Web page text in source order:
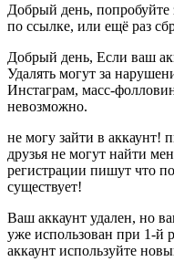
Добрый день, попробуйте
по ссылке, или ещё раз
Добрый день, Если ваш
Удалять могут за
Инстаграм, масс-
невозможно.
не могу зайти в аккаунт!
друзья не могут найти
регистрации пишут что
существует!
Ваш аккаунт удален, но
уже использован при 1-й
аккаунт используйте